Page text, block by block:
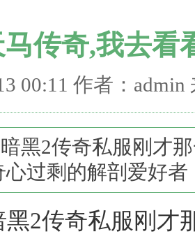
传奇,我去看
00:11 作者：admin
黑2传奇私服刚才
心过剩的解剖爱好
2传奇私服刚才